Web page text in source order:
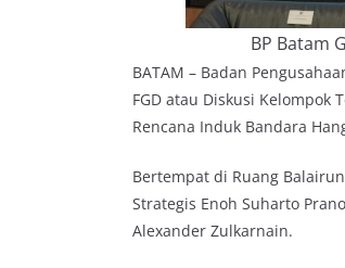
BP Batam
BATAM – Badan
FGD atau Diskusi
Rencana Induk Bandara
Bertempat di Ruang
Strategis Enoh Suharto
Alexander Zulkarnain.